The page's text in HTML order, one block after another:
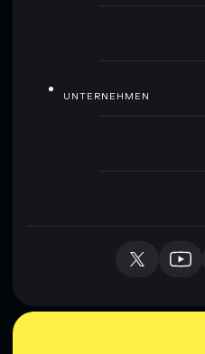
UNTERNEHMEN